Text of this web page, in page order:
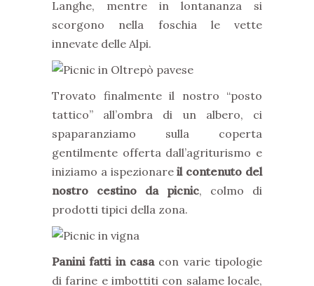
Langhe, mentre in lontananza si
scorgono nella foschia le vette
innevate delle Alpi.
Trovato finalmente il nostro “posto
tattico” all’ombra di un albero, ci
spaparanziamo sulla coperta
gentilmente offerta dall’agriturismo e
iniziamo a ispezionareil contenuto del
nostro cestino da picnic, colmo di
prodotti tipici della zona.
Panini fatti in casacon varie tipologie
di farine e imbottiti con salame locale,